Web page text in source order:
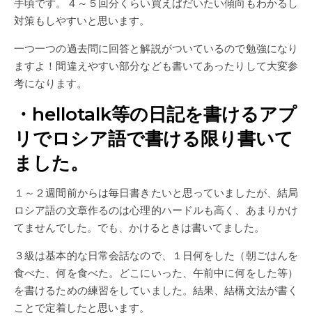
対策もしやすいと思います。
一つ一つの過去問に回答と解説がついているので勉強になり
ますよ！間違えやすい部分なども書いてあったりして大変参
考になります。
・hellotalk等の日記を書けるアプ
リでロシア語で書ける限り書いて
ました。
１～２週間前からは毎日書きたいと思っていましたが、結局
ロシア語の文章作るのは心理的ハードルも高く、あまりかけ
てませんでした。でも、かけるときは書いてました。
３級は基本的な日常会話なので、１日何をした（朝ごはんを
食べた、何を食べた。どこにいった、午前中に何をした等）
を書けるための練習をしていました。結果、結構文法が書く
ことで定着したと思います。